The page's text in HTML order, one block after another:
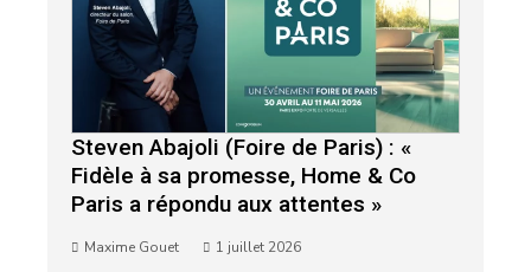
Steven Abajoli (Foire de Paris) : «
Fidèle à sa promesse, Home & Co
Paris a répondu aux attentes »
Maxime Gouet 1 juillet 2026